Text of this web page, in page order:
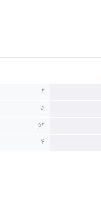
2
5
52
4